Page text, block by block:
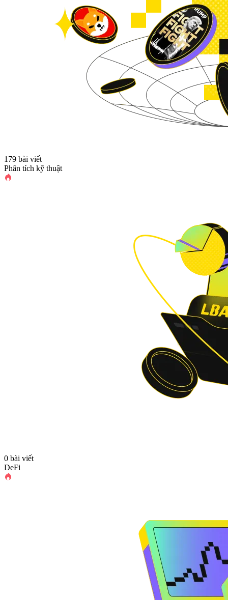
179 bài viết
Phân tích kỹ thuật
0 bài viết
DeFi